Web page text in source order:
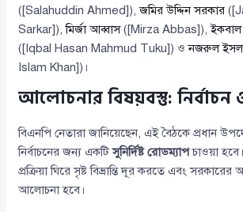
([Salahuddin Ahmed]),জমির উদ্দিন সরকার
Sarkar]),মির্জা আব্বাস([Mirza Abbas]),
([Iqbal Hasan Mahmud Tuku]) ওনজরুল
Islam Khan])।
আলোচনার বিষয়বস্তু: নির্বাচন
বিএনপি নেতারা জানিয়েছেন, এই বৈঠকে প্রধান
নির্বাচনের জন্য একটিসুনির্দিষ্ট রোডম্যাপচাওয়া হবে।
প্রক্রিয়া ঘিরে সৃষ্ট বিভ্রান্তি দূর করতে এবং সরকারের
আলোচনা হবে।